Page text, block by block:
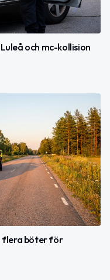
och mc-kollision
flera böter för